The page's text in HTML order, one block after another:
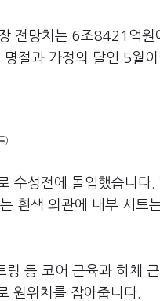
전망치는 6조8421억원
절과 가정의 달인 5월
)
수성전에 돌입했습니다
흰색 외관에 내부 시트
등 코어 근육과 하체
원위치를 잡아줍니다.